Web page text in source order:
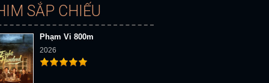
SẮP CHIẾU
Phạm Vi 800m
2026